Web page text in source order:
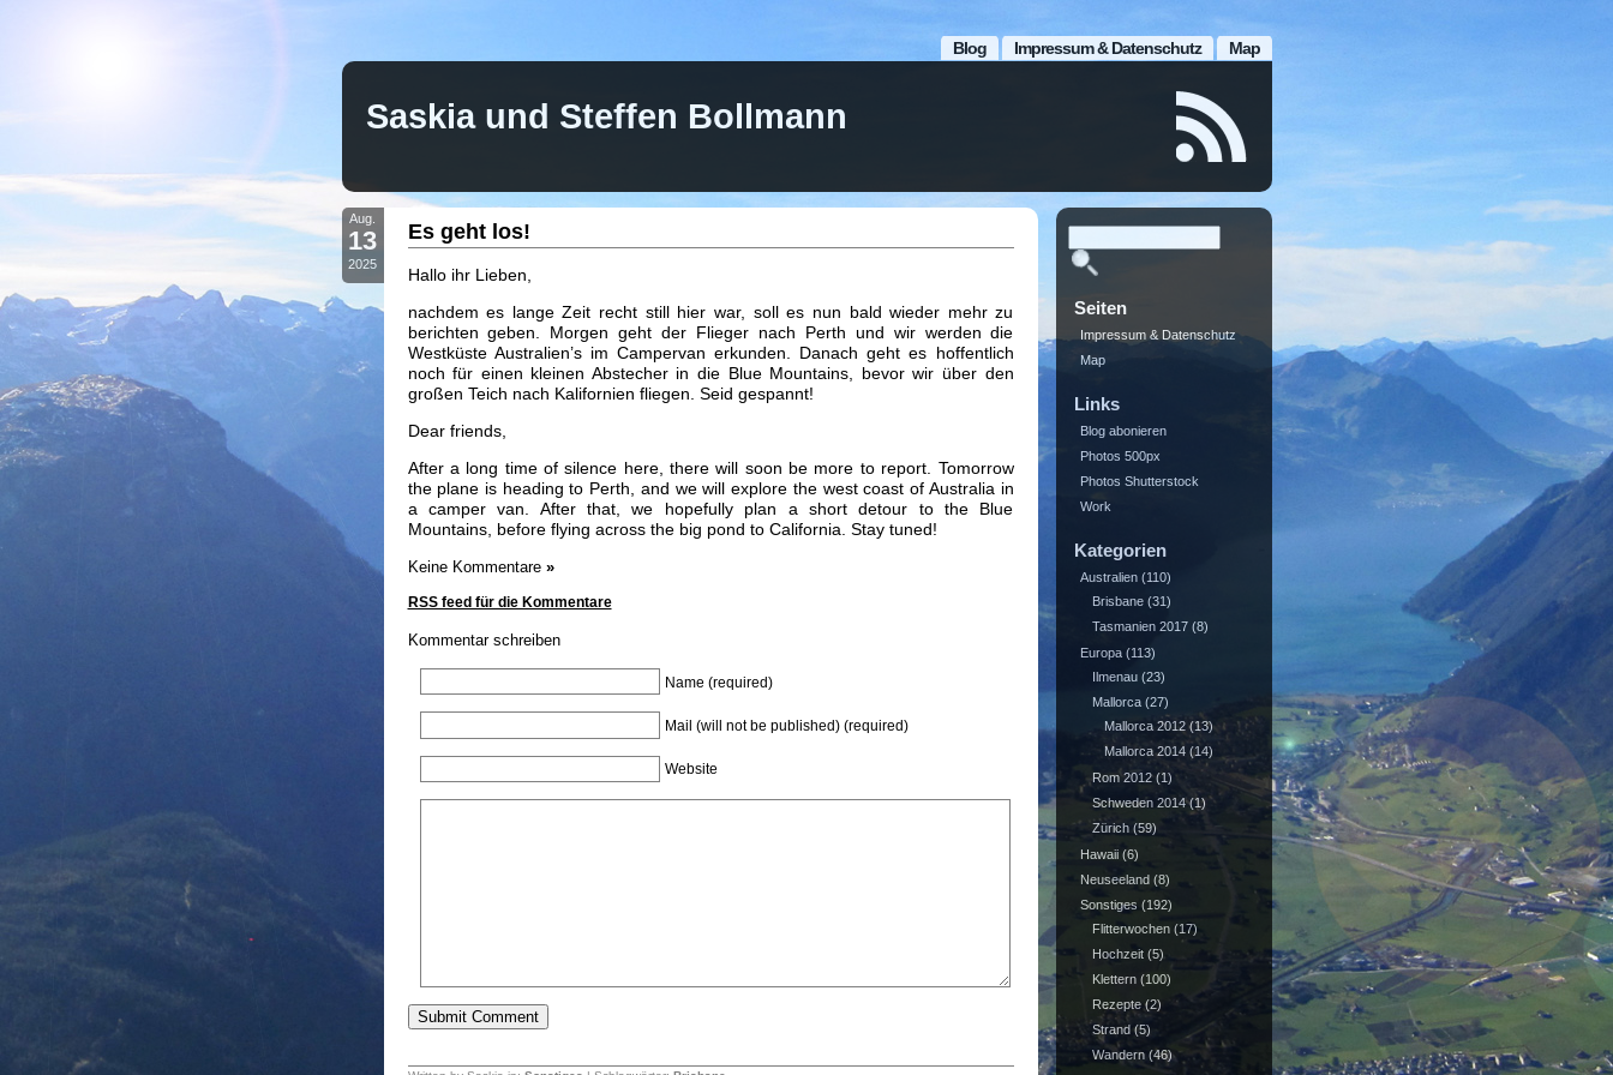
Map
Impressum & Datenschutz
Blog
Saskia und Steffen Bollmann
Aug.
13
2025
Es geht los!
Hallo ihr Lieben,
nachdem es lange Zeit recht still hier war, soll es nun bald wieder mehr zu
berichten geben. Morgen geht der Flieger nach Perth und wir werden die
Westküste Australien’s im Campervan erkunden. Danach geht es hoffentlich
noch für einen kleinen Abstecher in die Blue Mountains, bevor wir über den
großen Teich nach Kalifornien fliegen. Seid gespannt!
Dear friends,
After a long time of silence here, there will soon be more to report. Tomorrow
the plane is heading to Perth, and we will explore the west coast of Australia in
a camper van. After that, we hopefully plan a short detour to the Blue
Mountains, before flying across the big pond to California. Stay tuned!
Keine Kommentare »
RSS feed für die Kommentare
Kommentar schreiben
Name (required)
Mail (will not be published) (required)
Website
Seiten
Impressum & Datenschutz
Map
Links
Blog abonieren
Photos 500px
Photos Shutterstock
Work
Kategorien
Australien(110)
Brisbane(31)
Tasmanien 2017(8)
Europa(113)
Ilmenau(23)
Mallorca(27)
Mallorca 2012(13)
Mallorca 2014(14)
Rom 2012(1)
Schweden 2014(1)
Zürich(59)
Hawaii(6)
Neuseeland(8)
Sonstiges (192)
Flitterwochen(17)
Hochzeit(5)
Klettern(100)
Rezepte(2)
Strand(5)
Wandern(46)